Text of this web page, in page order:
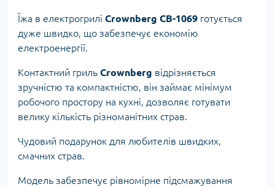
Їжа в електрогрилі Crownberg CB-1069 готується
дуже швидко, що забезпечує економію
електроенергії.
Контактний гриль Crownberg відрізняється
зручністю та компактністю, він займає мінімум
робочого простору на кухні, дозволяє готувати
велику кількість різноманітних страв.
Чудовий подарунок для любителів швидких,
смачних страв.
Модель забезпечує рівномірне підсмажування